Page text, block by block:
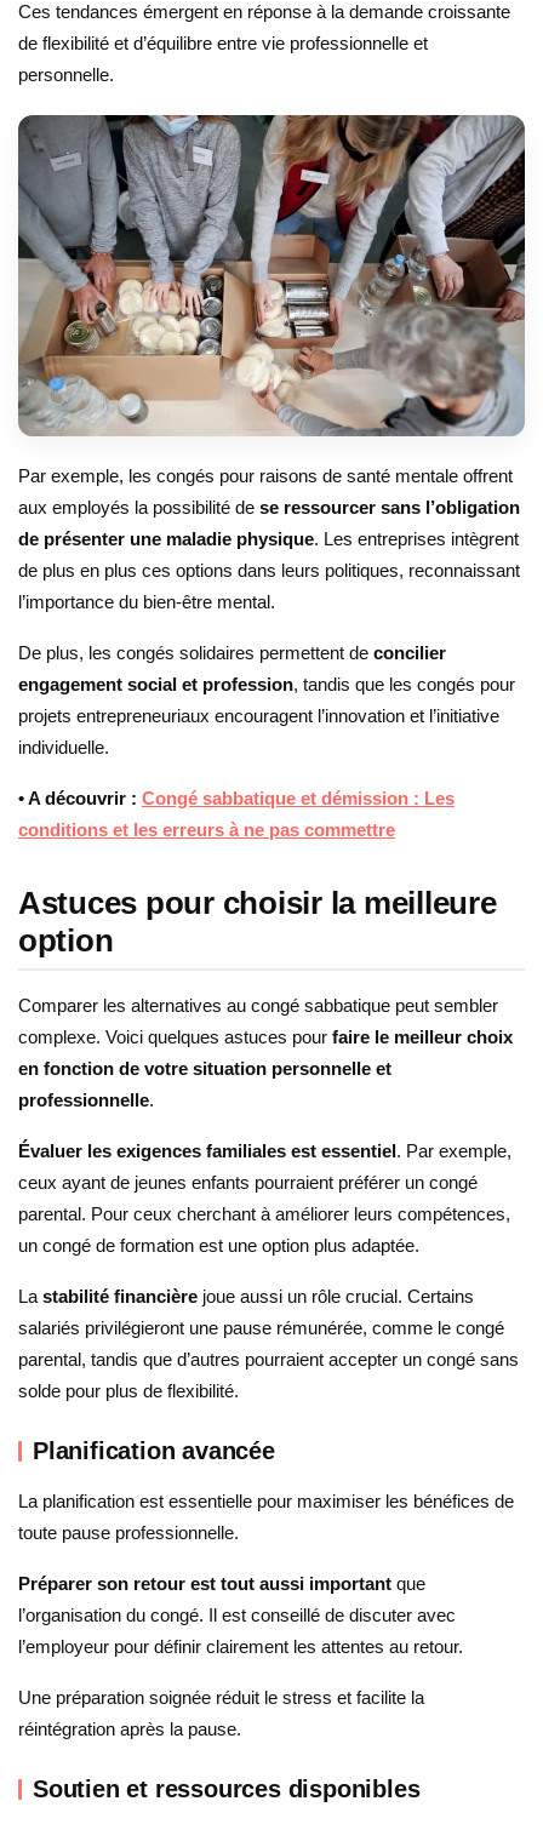
Ces tendances émergent en réponse à la demande croissante
de flexibilité et d’équilibre entre vie professionnelle et
personnelle.
Par exemple, les congés pour raisons de santé mentale offrent
aux employés la possibilité de se ressourcer sans l’obligation
de présenter une maladie physique. Les entreprises intègrent
de plus en plus ces options dans leurs politiques, reconnaissant
l’importance du bien-être mental.
De plus, les congés solidaires permettent de concilier
engagement social et profession, tandis que les congés pour
projets entrepreneuriaux encouragent l’innovation et l’initiative
individuelle.
• A découvrir : Congé sabbatique et démission : Les
conditions et les erreurs à ne pas commettre
Astuces pour choisir la meilleure
option
Comparer les alternatives au congé sabbatique peut sembler
complexe. Voici quelques astuces pour faire le meilleur choix
en fonction de votre situation personnelle et
professionnelle.
Évaluer les exigences familiales est essentiel. Par exemple,
ceux ayant de jeunes enfants pourraient préférer un congé
parental. Pour ceux cherchant à améliorer leurs compétences,
un congé de formation est une option plus adaptée.
La stabilité financière joue aussi un rôle crucial. Certains
salariés privilégieront une pause rémunérée, comme le congé
parental, tandis que d’autres pourraient accepter un congé sans
solde pour plus de flexibilité.
Planification avancée
La planification est essentielle pour maximiser les bénéfices de
toute pause professionnelle.
Préparer son retour est tout aussi important que
l’organisation du congé. Il est conseillé de discuter avec
l’employeur pour définir clairement les attentes au retour.
Une préparation soignée réduit le stress et facilite la
réintégration après la pause.
Soutien et ressources disponibles